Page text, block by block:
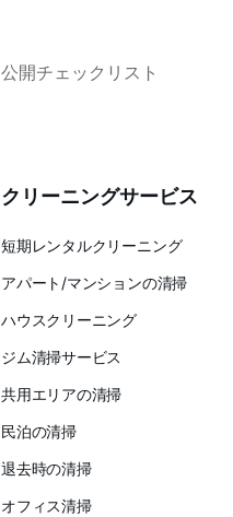
公開チェックリスト
クリーニングサービス
短期レンタルクリーニング
アパート/マンションの清掃
ハウスクリーニング
ジム清掃サービス
共用エリアの清掃
民泊の清掃
退去時の清掃
オフィス清掃